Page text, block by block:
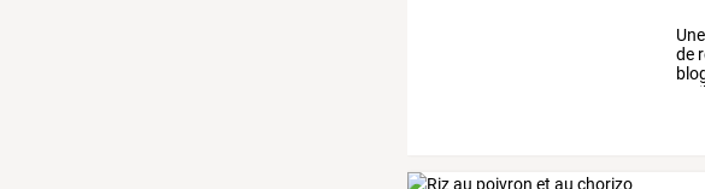
Une
de